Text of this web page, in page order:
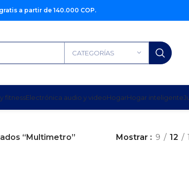
a partir de 140.000 COP.
CATEGORÍAS
fitnessElectrónica audio y videoHogarHogar inteligente
“Multimetro” Mostrar 9 12